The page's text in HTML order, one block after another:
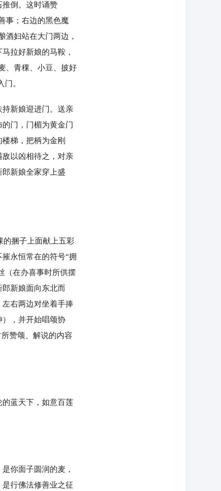
推倒。这时诵赞
事；右边的黑色魔
酒妇站在大门两边，
拉好新娘的马鞍，
、青稞、小豆、披好
。
新娘迎进门。送亲
门，门楣为黄金门
梯，把柄为金刚
以凶相待之，对亲
新娘全家穿上盛
捆子上面献上五彩
永恒常在的符号“拥
（在办喜事时所供摆
新娘面向东北而
右两边对坐着手捧
，并开始唱颂协
赞颂、解说的内容
蓝天下，如意百莲
你面子圆润的麦，
行佛法修善业之征